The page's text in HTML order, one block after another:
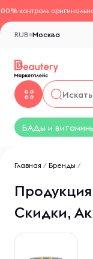
контроль
Москва
RUB
БАДы и
Главная / Бренды /
Скидки,